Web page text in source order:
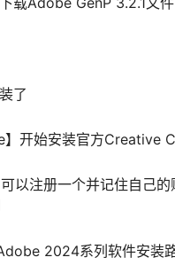
了
开始安装官方Creative
以注册一个并记住自己
2024系列软件安装